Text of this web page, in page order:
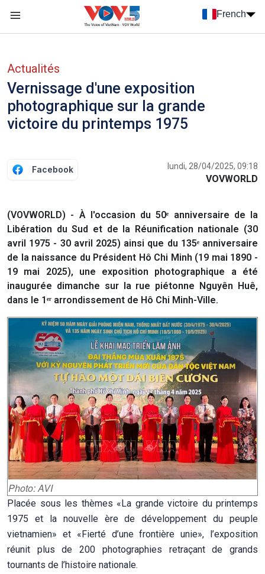
French
Actualités
Vernissage d'une exposition
photographique sur la grande
victoire du printemps 1975
Facebook lundi, 28/04/2025, 09:18
VOVWORLD
(VOVWORLD) - À l'occasion du 50ᵉ anniversaire de la
Libération du Sud et de la Réunification nationale (30
avril 1975 - 30 avril 2025) ainsi que du 135ᵉ anniversaire
de la naissance du Président Hô Chi Minh (19 mai 1890 -
19 mai 2025), une exposition photographique a été
inaugurée dimanche sur la rue piétonne Nguyên Huê,
dans le 1ᵉʳ arrondissement de Hô Chi Minh-Ville.
Photo: AVI
Placée sous les thèmes «La grande victoire du printemps
1975 et la nouvelle ère de développement du peuple
vietnamien» et «Fierté d’une frontière unie», l’exposition
réunit plus de 200 photographies retraçant de grands
tournants de l’histoire nationale.